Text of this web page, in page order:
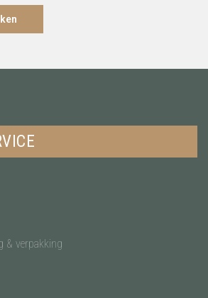
& verpakking